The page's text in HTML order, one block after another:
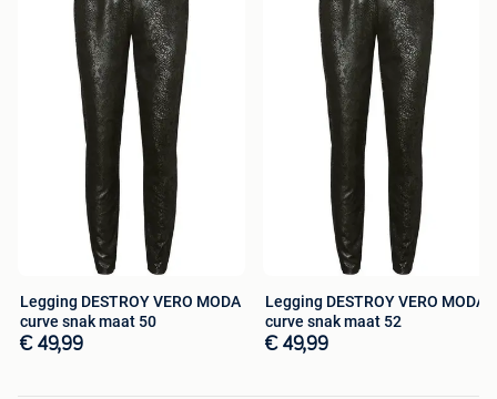
Legging DESTROY VERO MODA
curve snak maat 50
€ 49,99
Legging DESTROY VERO MODA
curve snak maat 52
€ 49,99